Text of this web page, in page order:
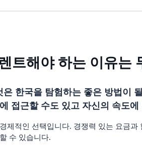
트해야 하는 이유는
한국을 탐험하는 좋은 방법이
접근할 수도 있고 자신의 속도
제적인 선택입니다. 경쟁력 있는 요금
수 있습니다.